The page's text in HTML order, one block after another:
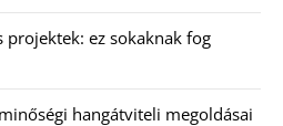
projektek: ez sokaknak fog
hangátviteli megoldásai